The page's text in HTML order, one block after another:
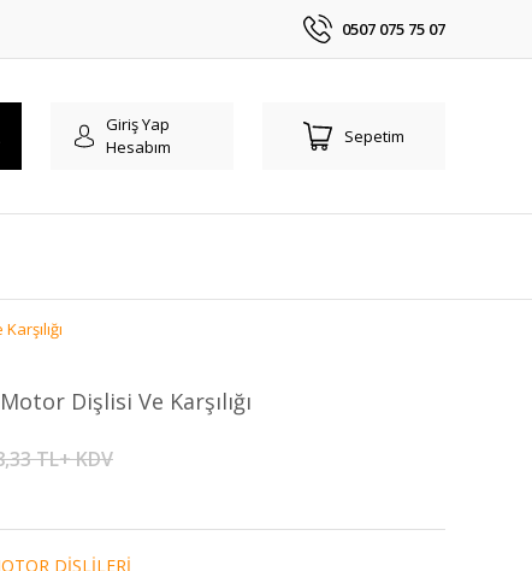
0507 075 75 07
Giriş Yap
Hesabım
Sepetim
Dişlisi Ve Karşılığı
TL+ KDV
DİŞLİLERİ